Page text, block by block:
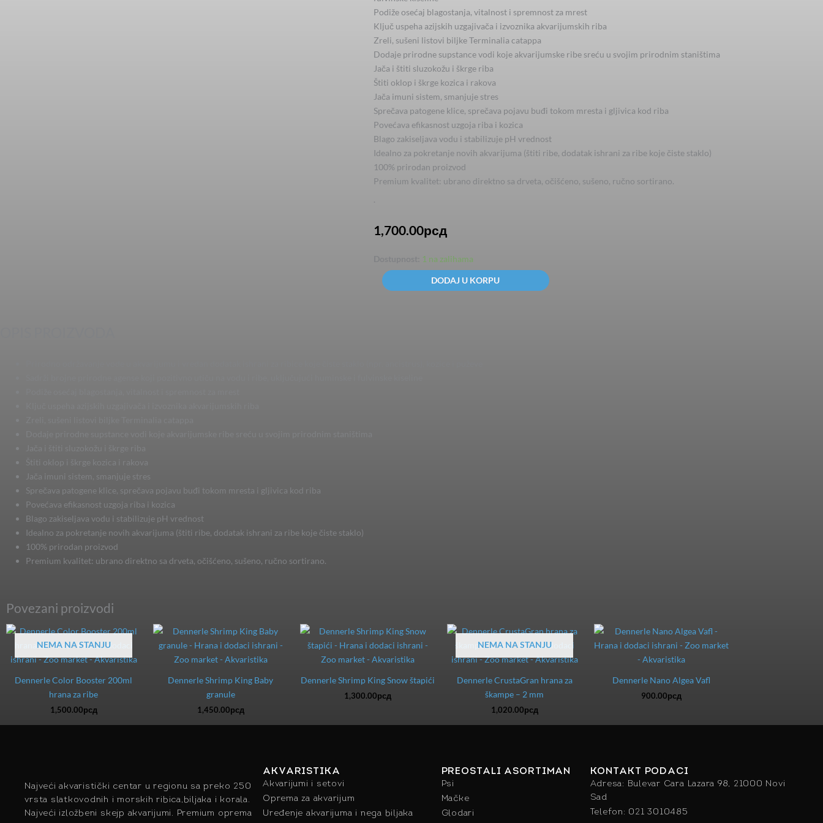
Podiže osećaj blagostanja, vitalnost i spremnost za mrest
Ključ uspeha azijskih uzgajivača i izvoznika akvarijumskih riba
Zreli, sušeni listovi biljke Terminalia catappa
Dodaje prirodne supstance vodi koje akvarijumske ribe sreću u svojim prirodnim staništima
Jača i štiti sluzokožu i škrge riba
Štiti oklop i škrge kozica i rakova
Jača imuni sistem, smanjuje stres
Sprečava patogene klice, sprečava pojavu buđi tokom mresta i gljivica kod riba
Povećava efikasnost uzgoja riba i kozica
Blago zakiseljava vodu i stabilizuje pH vrednost
Idealno za pokretanje novih akvarijuma (štiti ribe, dodatak ishrani za ribe koje čiste staklo)
100% prirodan proizvod
Premium kvalitet: ubrano direktno sa drveta, očišćeno, sušeno, ručno sortirano.
.
1,700.00рсд
1 na zalihama
Leaves-
large
DODAJ U KORPU
Štiti oklop i škrge kozica i rakova
Jača imuni sistem, smanjuje stres
Sprečava patogene klice, sprečava pojavu buđi tokom mresta i gljivica kod riba
Povećava efikasnost uzgoja riba i kozica
Blago zakiseljava vodu i stabilizuje pH vrednost
Idealno za pokretanje novih akvarijuma (štiti ribe, dodatak ishrani za ribe koje čiste staklo)
100% prirodan proizvod
Premium kvalitet: ubrano direktno sa drveta, očišćeno, sušeno, ručno sortirano.
Povezani proizvodi
NEMA NA STANJU
Dennerle Color Booster 200ml
hrana za ribe
1,500.00рсд
Dennerle Shrimp King Baby
granule
1,450.00рсд
Dennerle Shrimp King Snow štapići
1,300.00рсд
NEMA NA STANJU
Dennerle CrustaGran hrana za
škampe – 2 mm
1,020.00рсд
Dennerle Nano Algea Vafl
900.00рсд
Najveći akvaristički centar u regionu sa preko 250
vrsta slatkovodnih i morskih ribica,biljaka i korala.
Najveći izložbeni skejp akvarijumi. Premium oprema
AKVARISTIKA
Akvarijumi i setovi
Oprema za akvarijum
Uređenje akvarijuma i nega biljaka
PREOSTALI ASORTIMAN
Psi
Mačke
Glodari
KONTAKT PODACI
Adresa: Bulevar Cara Lazara 98, 21000 Novi
Sad
Telefon: 021 3010485